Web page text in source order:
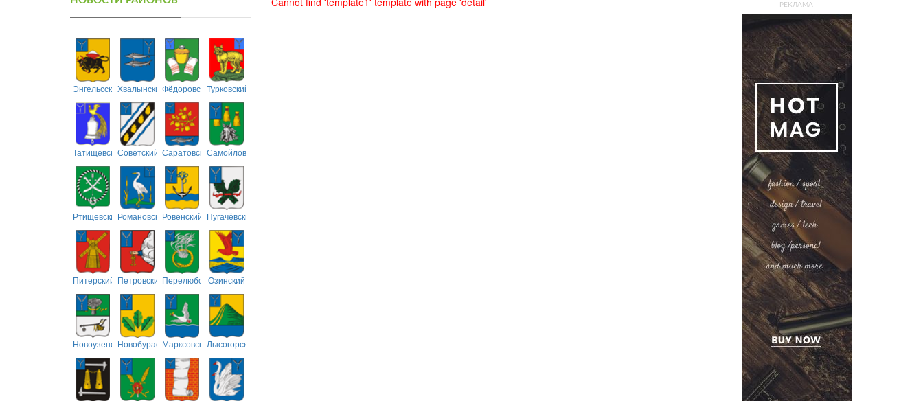
ЭнгельсскийХвалынскийФёдоровскийТурковский
ТатищевскийСоветский СаратовскийСамойловский
РтищевскийРомановскийРовенский Пугачёвский
Питерский ПетровскийПерелюбскийОзинский
НовоузенскийНовобурасскийМарксовскийЛысогорский
РЕКЛАМА